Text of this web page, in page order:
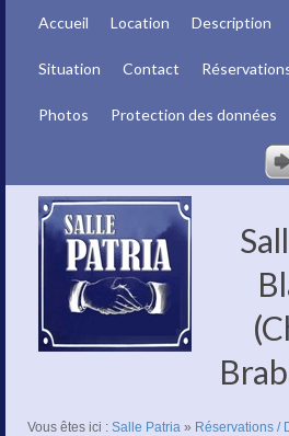
Accueil Location Description
Situation Contact
Photos Protection des données
Vous êtes ici : Salle Patria » Réservations /